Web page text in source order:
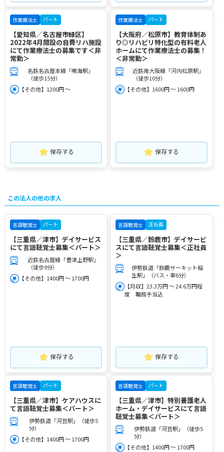
作業療法士 パート
【愛知県／名古屋市緑区】
2022年4月開設の自費リハ施設
にて作業療法士の募集です＜非
常勤＞
名鉄名古屋本線「鳴海駅」
（徒歩15分）
【その他】1200円 ～
保存する
作業療法士 パート
【大阪府／松原市】教育体制あ
り◎リハビリ特化型の有料老人
ホームにて作業療法士の募集！
＜非常勤＞
近鉄南大阪線「河内松原駅」
（徒歩10分）
【その他】1600円 ～ 1600円
保存する
この法人の他の求人
言語聴覚士 パート
【三重県／津市】デイサービス
にて言語聴覚士募集＜パート＞
近鉄名古屋線「豊津上野駅」
（徒歩9分）
【その他】1400円 ～ 1700円
保存する
言語聴覚士 正社員
【三重県／鈴鹿市】デイサービ
スにて言語聴覚士募集＜正社員
＞
伊勢鉄道「鈴鹿サーキット稲
生駅」（バス・車6分）
【月収】23.3万円 ～ 24.6万円程
度 職務手当込
保存する
言語聴覚士 パート
【三重県／津市】ケアハウスに
て言語聴覚士募集＜パート＞
伊勢鉄道「河芸駅」（徒歩5
分）
【その他】1400円 ～ 1700円
言語聴覚士 パート
【三重県／津市】特別養護老人
ホーム・デイサービスにて言語
聴覚士募集＜パート＞
伊勢鉄道「河芸駅」（徒歩5
分）
【その他】1400円 ～ 1700円